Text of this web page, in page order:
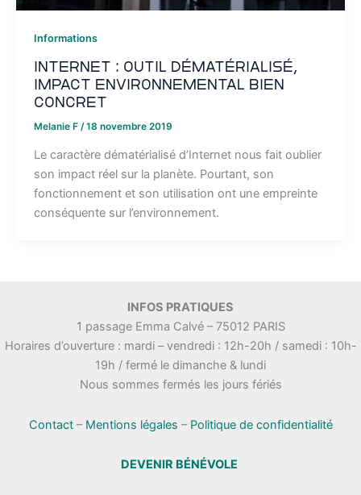
Informations
Internet : outil dématérialisé,
impact environnemental bien
concret
Melanie F /18 novembre 2019
Le caractère dématérialisé d’Internet nous fait oublier
son impact réel sur la planète. Pourtant, son
fonctionnement et son utilisation ont une empreinte
conséquente sur l’environnement.
INFOS PRATIQUES
1 passage Emma Calvé – 75012 PARIS
Horaires d’ouverture : mardi – vendredi : 12h-20h / samedi : 10h-
19h / fermé le dimanche & lundi
Nous sommes fermés les jours fériés
Contact– Mentions légales – Politique de confidentialité
DEVENIR BÉNÉVOLE